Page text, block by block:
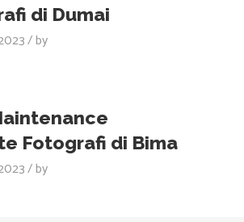
di Dumai
by
Fotografi di Bima
by